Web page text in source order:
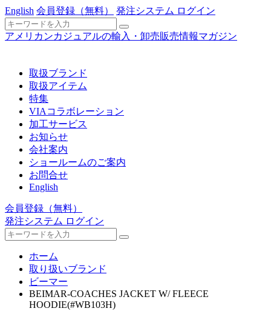
English 会員登録 （無料） 発注システム ログイン
アメリカンカジュアルの輸入・卸売販売情報マガジン
取扱ブランド
取扱アイテム
特集
VIAコラボレーション
加工サービス
お知らせ
会社案内
ショールームのご案内
お問合せ
English
会員登録 （無料）
発注システム ログイン
ホーム
取り扱いブランド
ビーマー
BEIMAR-COACHES JACKET W/ FLEECE
HOODIE(#WB103H)